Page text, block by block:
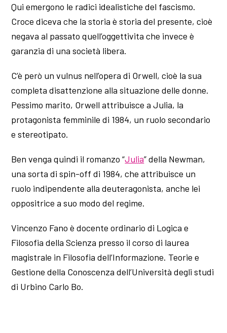
Qui emergono le radici idealistiche del fascismo.
Croce diceva che la storia è storia del presente, cioè
negava al passato quell’oggettivita che invece è
garanzia di una società libera.
C’è però un vulnus nell’opera di Orwell, cioè la sua
completa disattenzione alla situazione delle donne.
Pessimo marito, Orwell attribuisce a Julia, la
protagonista femminile di 1984, un ruolo secondario
e stereotipato.
Ben venga quindi il romanzo “Julia” della Newman,
una sorta di spin-off di 1984, che attribuisce un
ruolo indipendente alla deuteragonista, anche lei
oppositrice a suo modo del regime.
Vincenzo Fano è docente ordinario di Logica e
Filosofia della Scienza presso il corso di laurea
magistrale in Filosofia dell’Informazione. Teorie e
Gestione della Conoscenza dell’Università degli studi
di Urbino Carlo Bo.